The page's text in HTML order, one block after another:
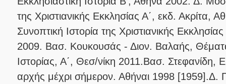
της Χριστιανικής Εκκλησίας Α΄, εκδ.
Συνοπτική Ιστορία της Χριστιανικής
2009. Βασ. Κουκουσάς - Διον. Βαλαής,
Ιστορίας, Α΄, Θεσ/νίκη 2011.Βασ. Στεφανίδη,
αρχής μέχρι σήμερον. Αθήναι 1998 [1959].Δ.